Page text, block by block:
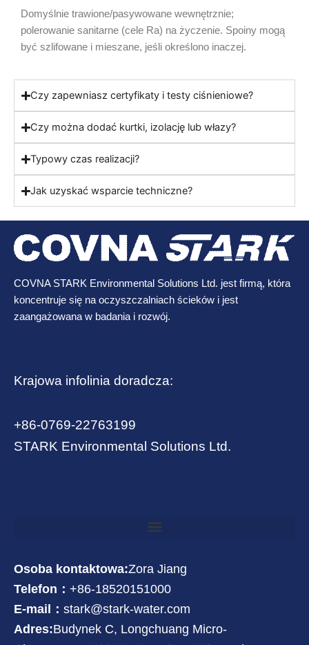
Domyślnie trawione/pasywowane wewnętrznie;
polerowanie sanitarne (cele Ra) na życzenie. Spoiny mogą
być szlifowane i mieszane, jeśli określono inaczej.
Czy zapewniasz certyfikaty i testy ciśnieniowe?
Czy można dodać kurtki, izolację lub włazy?
Typowy czas realizacji?
Jak uzyskać wsparcie techniczne?
COVNA STARK Environmental Solutions Ltd. jest firmą, która
koncentruje się na oczyszczalniach ścieków i jest
zaangażowana w badania i rozwój.
Krajowa infolinia doradcza:
+86-0769-22763199
STARK Environmental Solutions Ltd.
Osoba kontaktowa:Zora Jiang
Telefon： +86-18520151000
E-mail： stark@stark-water.com
Adres:Budynek C, Longchuang Micro-